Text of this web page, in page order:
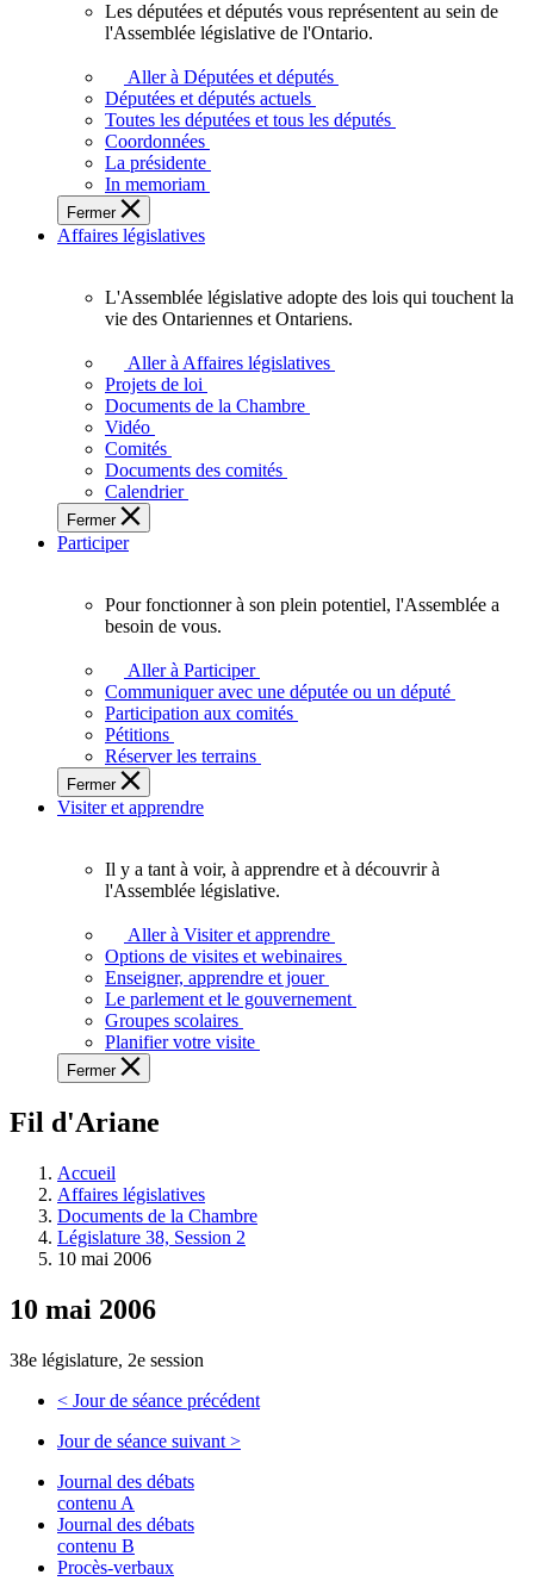
députés
vous
représentent
sein
de
l'Assemblée
législative
l'Ontario.
Les députées et députés vous représentent au sein de
l'Assemblée législative de l'Ontario.
Aller à Députées et députés
Députées et députés actuels
Toutes les députées et tous les députés
Coordonnées
La présidente
In memoriam
Fermer
Affaires législatives
L'Assemblée
adopte
touchent
des
Ontariennes
et
L'Assemblée législative adopte des lois qui touchent la
vie des Ontariennes et Ontariens.
Aller à Affaires législatives
Projets de loi
Documents de la Chambre
Vidéo
Comités
Documents des comités
Calendrier
Fermer
Participer
plein
potentiel,
l'Assemblée
a
besoin
de
Pour fonctionner à son plein potentiel, l'Assemblée a
besoin de vous.
Aller à Participer
Communiquer avec une députée ou un député
Participation aux comités
Pétitions
Réserver les terrains
Fermer
Visiter et apprendre
voir,
apprendre
et
à
à
législative.
Il y a tant à voir, à apprendre et à découvrir à
l'Assemblée législative.
Aller à Visiter et apprendre
Options de visites et webinaires
Enseigner, apprendre et jouer
Le parlement et le gouvernement
Groupes scolaires
Planifier votre visite
Fermer
Fil d'Ariane
Accueil
Affaires législatives
Documents de la Chambre
Législature 38, Session 2
10 mai 2006
10 mai 2006
38e législature, 2e session
< Jour de séance précédent
Jour de séance suivant >
Journal des débats
contenu A
Journal des débats
contenu B
Procès-verbaux